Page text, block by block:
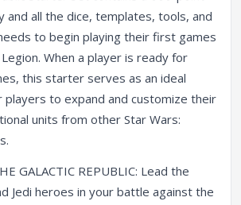
and all the dice, templates, tools, and
to begin playing their first games
When a player is ready for
this starter serves as an ideal
to expand and customize their
units from other Star Wars:
GALACTIC REPUBLIC: Lead the
Jedi heroes in your battle against the